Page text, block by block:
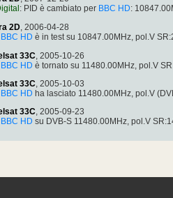
: PID è cambiato per BBC HD:
2D, 2006-04-28
BBC HD è in test su 10847.00MHz, pol.V
33C, 2005-10-26
BBC HD è tornato su 11480.00MHz, pol.V
33C, 2005-10-03
BBC HD ha lasciato 11480.00MHz, pol.V
33C, 2005-09-23
BBC HD su DVB-S 11480.00MHz, pol.V